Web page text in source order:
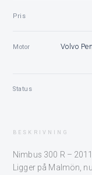
Pris
Motor
Volvo
Status
BESKRIVNING
Nimbus 300 R –
Ligger på Malmön,